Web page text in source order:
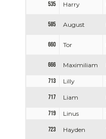
535 Harry
585 August
660 Tor
666 Maximiliam
713 Lilly
717 Liam
719 Linus
723 Hayden